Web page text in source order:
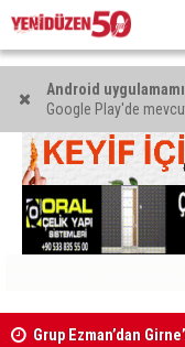
Android
Google Play'de
Kıbrıs’ın güneyinde